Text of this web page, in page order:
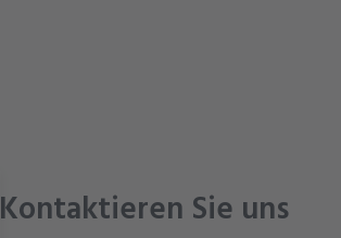
Kontaktieren Sie uns